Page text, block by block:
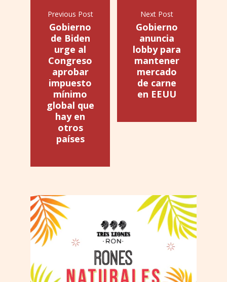
Previous Post
Gobierno
de Biden
urge al
Congreso
aprobar
impuesto
mínimo
global que
hay en
otros
países
Next Post
Gobierno
anuncia
lobby para
mantener
mercado
de carne
en EEUU